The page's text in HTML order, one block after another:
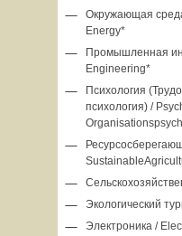
Окружающая
Energy*
Промышленная
Engineering*
Психология
психология) /
Экологический
Электроника /